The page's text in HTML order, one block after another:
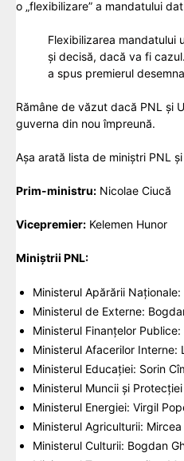
o „flexibilizare” a mandatului
Flexibilizarea mandatului
și decisă, dacă va fi
a spus premierul
Rămâne de văzut dacă PNL și
guverna din nou împreună.
Așa arată lista de miniștri PNL și
Prim-ministru: Nicolae Ciucă
Vicepremier: Kelemen Hunor
Miniștrii PNL:
Ministerul Apărării
Ministerul de Externe:
Ministerul Finanțelor Publice:
Ministerul Afacerilor Interne:
Ministerul Educației: Sorin
Ministerul Muncii şi
Ministerul Energiei: Virgil
Ministerul Agriculturii:
Ministerul Culturii: Bogdan